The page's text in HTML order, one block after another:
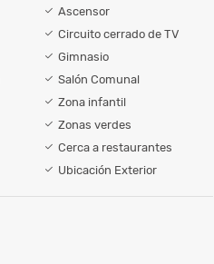
Ascensor
Circuito cerrado de TV
Gimnasio
Salón Comunal
Zona infantil
Zonas verdes
Cerca a restaurantes
Ubicación Exterior